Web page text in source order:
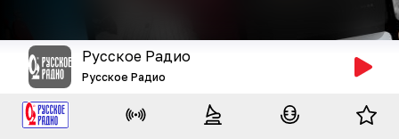
Русское Радио
Русское Радио